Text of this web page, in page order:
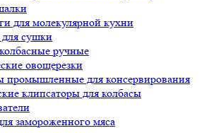
для молекулярной кухни
сушки
ручные
овощерезки
промышленные для консервирования
клипсаторы для колбасы
замороженного мяса